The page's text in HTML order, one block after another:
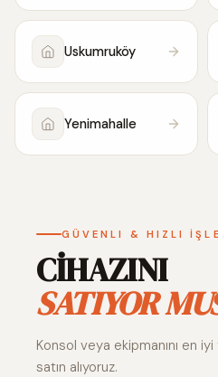
Uskumruköy
Yenimahalle
GÜVENLI & HIZLI
CİHAZINI
SATIYOR
Konsol veya ekipmanını en
satın alıyoruz.